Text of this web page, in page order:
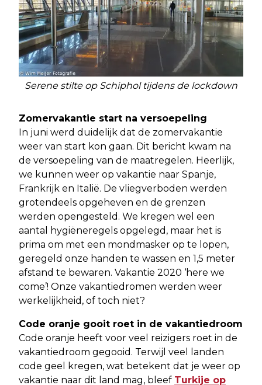
Serene stilte op Schiphol tijdens de lockdown
Zomervakantie start na versoepeling
In juni werd duidelijk dat de zomervakantie
weer van start kon gaan. Dit bericht kwam na
de versoepeling van de maatregelen. Heerlijk,
we kunnen weer op vakantie naar Spanje,
Frankrijk en Italië. De vliegverboden werden
grotendeels opgeheven en de grenzen
werden opengesteld. We kregen wel een
aantal hygiëneregels opgelegd, maar het is
prima om met een mondmasker op te lopen,
geregeld onze handen te wassen en 1,5 meter
afstand te bewaren. Vakantie 2020 ‘here we
come’! Onze vakantiedromen werden weer
werkelijkheid, of toch niet?
Code oranje gooit roet in de vakantiedroom
Code oranje heeft voor veel reizigers roet in de
vakantiedroom gegooid. Terwijl veel landen
code geel kregen, wat betekent dat je weer op
vakantie naar dit land mag, bleef Turkije op